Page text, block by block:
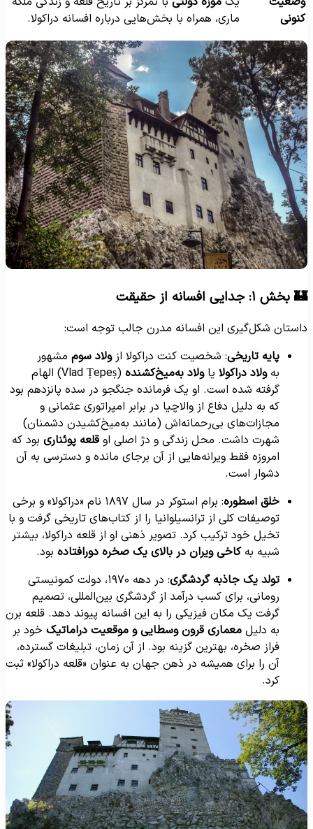
کنونی
ماری، همراه با بخش‌هایی درباره افسانه دراکولا.
۱: جدایی افسانه از حقیقت
شکل‌گیری این افسانه مدرن جالب توجه است:
پایه تاریخی: شخصیت کنت دراکولا ازولاد سوممشهور
بهولاد دراکولایاولاد به‌میخ‌کشنده
(Vlad Țepeș) الهام
گرفته شده است. او یک فرمانده جنگجو در سده پانزدهم بود
که به دلیل دفاع از والاچیا در برابر امپراتوری عثمانی و
مجازات‌های بی‌رحمانه‌اش (مانند به‌میخ‌کشیدن دشمنان)
شهرت داشت. محل زندگی و دژ اصلی اوقلعه پوئناریبود که
امروزه فقط ویرانه‌هایی از آن برجای مانده و دسترسی به آن
دشوار است.
خلق اسطوره
: برام استوکر در سال ۱۸۹۷ نام «دراکولا» و برخی
توصیفات کلی از ترانسیلوانیا را از کتاب‌های تاریخی گرفت و با
تخیل خود ترکیب کرد. تصویر ذهنی او از قلعه دراکولا، بیشتر
شبیه بهکاخی ویران در بالای یک صخره دورافتادهبود.
تولد یک جاذبه گردشگری
: در دهه ۱۹۷۰، دولت کمونیستی
رومانی، برای کسب درآمد از گردشگری بین‌المللی، تصمیم
گرفت یک مکان فیزیکی را به این افسانه پیوند دهد. قلعه برن
به دلیلمعماری قرون وسطایی و موقعیت دراماتیکخود بر
فراز صخره، بهترین گزینه بود. از آن زمان، تبلیغات گسترده،
آن را برای همیشه در ذهن جهان به عنوان «قلعه دراکولا» ثبت
کرد.